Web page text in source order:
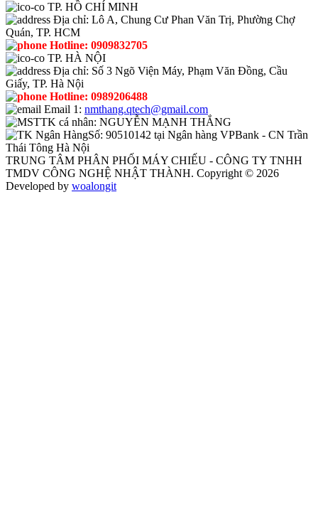
TP. HỒ CHÍ MINH
Địa chỉ: Lô A, Chung Cư Phan Văn Trị, Phường Chợ
Quán, TP. HCM
Hotline: 0909832705
TP. HÀ NỘI
Địa chỉ: Số 3 Ngõ Viện Máy, Phạm Văn Đồng, Cầu
Giấy, TP. Hà Nội
Hotline: 0989206488
Email 1: nmthang.qtech@gmail.com
TK cá nhân: NGUYỄN MẠNH THẮNG
Số: 90510142 tại Ngân hàng VPBank - CN Trần
Thái Tông Hà Nội
TRUNG TÂM PHÂN PHỐI MÁY CHIẾU - CÔNG TY TNHH
TMDV CÔNG NGHỆ NHẬT THÀNH. Copyright © 2026
Developed by woalongit